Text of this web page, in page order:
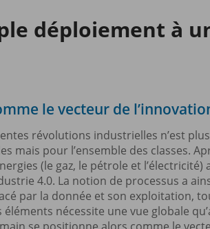
déploiement à
le vecteur de
révolutions industrielles n’est
mais pour l’ensemble des classes.
(le gaz, le pétrole et
4.0. La notion de processus a
par la donnée et son exploitation,
nécessite une vue globale